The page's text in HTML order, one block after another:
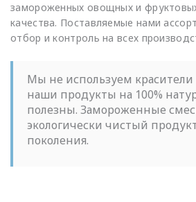
замороженных овощных и
качества. Поставляемые нами
отбор и контроль на всех
Мы не используем
наши продукты на 100%
полезны. Замороженные
экологически чистый
поколения.